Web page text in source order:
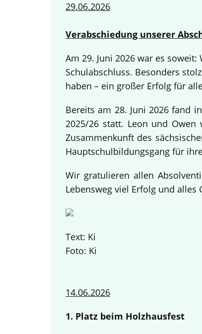
29.06.2026
Verabschiedung unserer
Am 29. Juni 2026 war es
Schulabschluss. Besonders
haben – ein großer Erfolg für
Bereits am 28. Juni 2026 fand
2025/26 statt. Leon und Owen
Zusammenkunft des
Hauptschulbildungsgang für
Wir gratulieren allen
Lebensweg viel Erfolg und alles
Text: Ki
Foto: Ki
14.06.2026
1. Platz beim Holzhausfest